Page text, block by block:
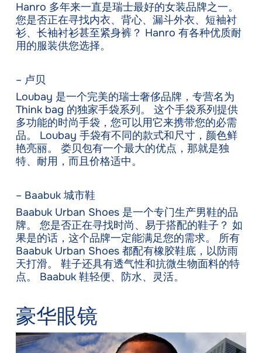
Hanro 多年来一直是瑞士最好的女装品牌之一。
您是否正在寻找内衣、背心、漏斗外衣、短袖衬
衫、长袖衬衫甚至紧身裤？ Hanro 有各种优质耐
用的服装供您选择。
– 卢贝
Loubay 是一个完美的瑞士奢侈品牌，专营名为
Think bag 的独家手袋系列。 这个手袋系列提供
多功能的时尚手袋，您可以用它来携带您的必需
品。 Loubay 手袋有不同的款式和尺寸，颜色鲜
艳亮丽。 娄贝包有一个最大的优点，那就是独
特、耐用，而且价格适中。
– Baabuk 城市鞋
Baabuk Urban Shoes 是一个专门生产男鞋的品
牌。 您是否正在寻找时尚、易于搭配的鞋子？ 如
果是的话，这个品牌一定能满足您的需求。 所有
Baabuk Urban Shoes 都配有橡胶鞋底，以防雨
天打滑。 鞋子还具有透气性和抗微生物面料的特
点。 Baabuk 鞋轻便、防水、灵活。
豪华眼镜